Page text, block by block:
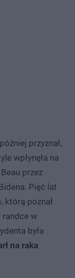
przyznał,
wpłynęła na
przez
Pięć lat
którą poznał
randce w
była
na raka